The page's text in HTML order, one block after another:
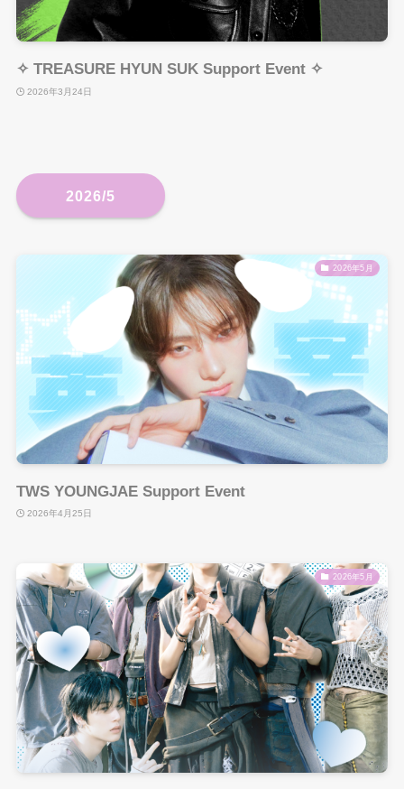
✧ TREASURE HYUN SUK Support Event ✧
2026年3月24日
2026/5
2026年5月
TWS YOUNGJAE Support Event
2026年4月25日
2026年5月